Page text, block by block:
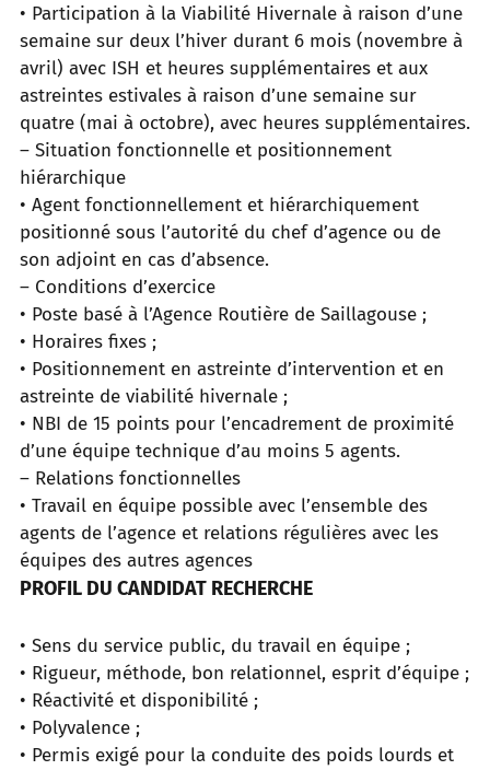
• Participation à la Viabilité Hivernale à raison d’une
semaine sur deux l’hiver durant 6 mois (novembre à
avril) avec ISH et heures supplémentaires et aux
astreintes estivales à raison d’une semaine sur
quatre (mai à octobre), avec heures supplémentaires.
– Situation fonctionnelle et positionnement
hiérarchique
• Agent fonctionnellement et hiérarchiquement
positionné sous l’autorité du chef d’agence ou de
son adjoint en cas d’absence.
– Conditions d’exercice
• Poste basé à l’Agence Routière de Saillagouse ;
• Horaires fixes ;
• Positionnement en astreinte d’intervention et en
astreinte de viabilité hivernale ;
• NBI de 15 points pour l’encadrement de proximité
d’une équipe technique d’au moins 5 agents.
– Relations fonctionnelles
• Travail en équipe possible avec l’ensemble des
agents de l’agence et relations régulières avec les
équipes des autres agences
PROFIL DU CANDIDAT RECHERCHE
• Sens du service public, du travail en équipe ;
• Rigueur, méthode, bon relationnel, esprit d’équipe ;
• Réactivité et disponibilité ;
• Polyvalence ;
• Permis exigé pour la conduite des poids lourds et